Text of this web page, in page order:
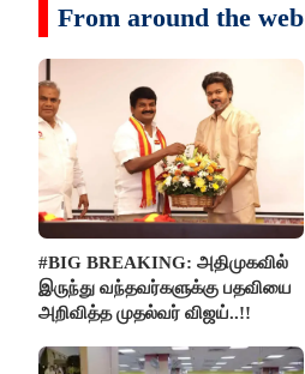
From around the web
#BIG BREAKING: அதிமுகவில்
இருந்து வந்தவர்களுக்கு பதவியை
அறிவித்த முதல்வர் விஜய்..!!